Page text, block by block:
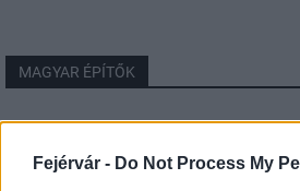
Fejérvár - Do Not Process My
MAGYAR ÉPÍTŐK